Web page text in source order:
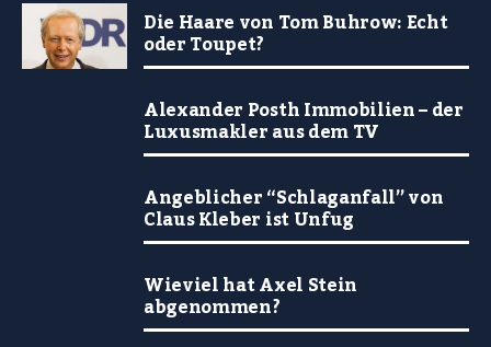
Die Haare von Tom Buhrow: Echt
oder Toupet?
Alexander Posth Immobilien – der
Luxusmakler aus dem TV
Angeblicher “Schlaganfall” von
Claus Kleber ist Unfug
Wieviel hat Axel Stein
abgenommen?